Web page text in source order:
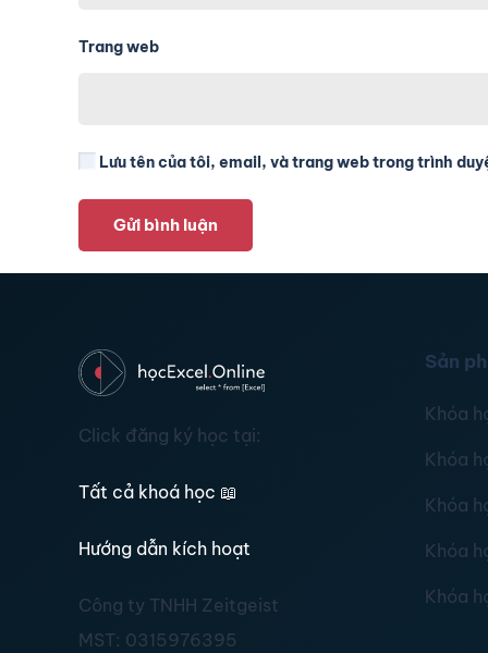
Trang web
Lưu tên của tôi, email, và trang web trong trình
Gửi bình luận
Click đăng ký học tại:
Tất cả khoá học 📖
Hướng dẫn kích hoạt
Công ty TNHH Zeitgeist
MST: 0315976395
Sản
Khóa
Khóa
Khóa
Khóa
Khóa